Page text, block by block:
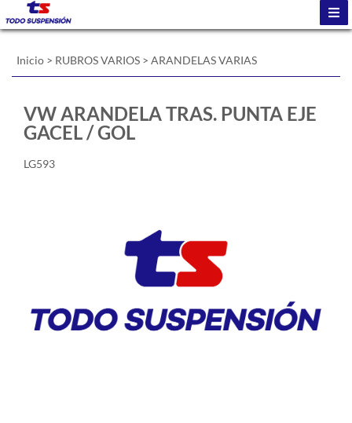
Inicio > RUBROS VARIOS > ARANDELAS VARIAS
VW ARANDELA TRAS. PUNTA EJE
GACEL / GOL
LG593